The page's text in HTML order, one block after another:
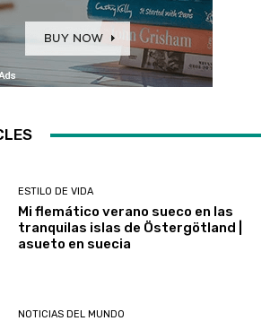
ESTILO DE VIDA
Mi flemático verano sueco en las
tranquilas islas de Östergötland |
asueto en suecia
NOTICIAS DEL MUNDO